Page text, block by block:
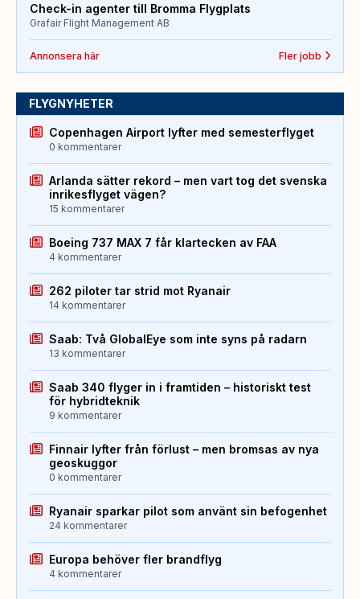
Check-in agenter till Bromma Flygplats
Grafair Flight Management AB
Annonsera här Fler jobb
FLYGNYHETER
Copenhagen Airport lyfter med semesterflyget
0 kommentarer
Arlanda sätter rekord – men vart tog det svenska
inrikesflyget vägen?
15 kommentarer
Boeing 737 MAX 7 får klartecken av FAA
4 kommentarer
262 piloter tar strid mot Ryanair
14 kommentarer
Saab: Två GlobalEye som inte syns på radarn
13 kommentarer
Saab 340 flyger in i framtiden – historiskt test
för hybridteknik
9 kommentarer
Finnair lyfter från förlust – men bromsas av nya
geoskuggor
0 kommentarer
Ryanair sparkar pilot som använt sin befogenhet
24 kommentarer
Europa behöver fler brandflyg
4 kommentarer